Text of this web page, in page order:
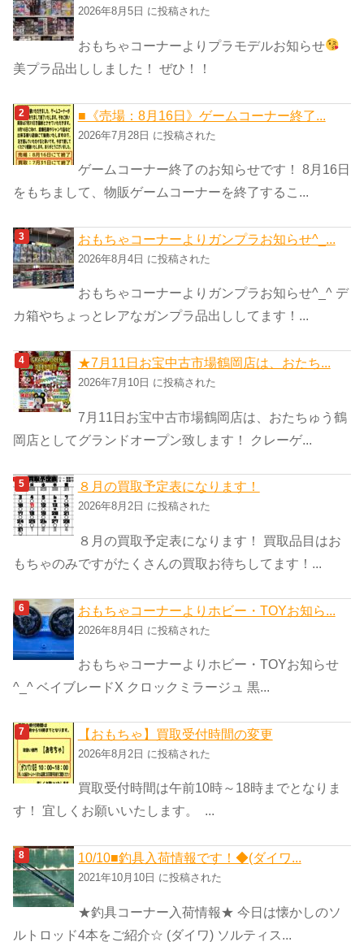
リ
ー
2026年8月5日 に投稿された
おもちゃコーナーよりプラモデルお知らせ
美プラ品出ししました！ ぜひ！！
■《売場：8月16日》ゲームコーナー終了...
2026年7月28日 に投稿された
ゲームコーナー終了のお知らせです！ 8月16日
をもちまして、物販ゲームコーナーを終了するこ...
おもちゃコーナーよりガンプラお知らせ^_...
2026年8月4日 に投稿された
おもちゃコーナーよりガンプラお知らせ^_^ デ
カ箱やちょっとレアなガンプラ品出ししてます！...
★7月11日お宝中古市場鶴岡店は、おたち...
2026年7月10日 に投稿された
7月11日お宝中古市場鶴岡店は、おたちゅう鶴
岡店としてグランドオープン致します！ クレーゲ...
８月の買取予定表になります！
2026年8月2日 に投稿された
８月の買取予定表になります！ 買取品目はお
もちゃのみですがたくさんの買取お待ちしてます！...
おもちゃコーナーよりホビー・TOYお知ら...
2026年8月4日 に投稿された
おもちゃコーナーよりホビー・TOYお知らせ
^_^ ベイブレードX クロックミラージュ 黒...
【おもちゃ】買取受付時間の変更
2026年8月2日 に投稿された
買取受付時間は午前10時～18時までとなりま
す！ 宜しくお願いいたします。 ...
10/10■釣具入荷情報です！◆(ダイワ...
2021年10月10日 に投稿された
★釣具コーナー入荷情報★ 今日は懐かしのソ
ルトロッド4本をご紹介☆ (ダイワ) ソルティス...